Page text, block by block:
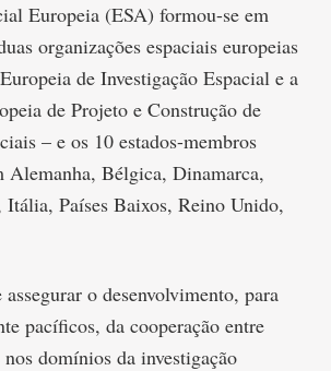
Europeia (ESA) formou-se em
organizações espaciais europeias
de Investigação Espacial e a
de Projeto e Construção de
– e os 10 estados-membros
Alemanha, Bélgica, Dinamarca,
Itália, Países Baixos, Reino Unido,
o desenvolvimento, para
pacíficos, da cooperação entre
nos domínios da investigação